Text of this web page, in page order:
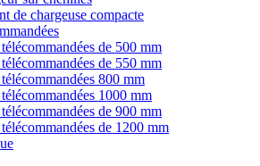
de chargeuse compacte
de 500 mm
de 550 mm
800 mm
1000 mm
de 900 mm
de 1200 mm